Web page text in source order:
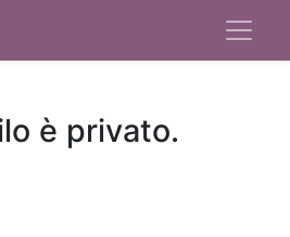
è privato.